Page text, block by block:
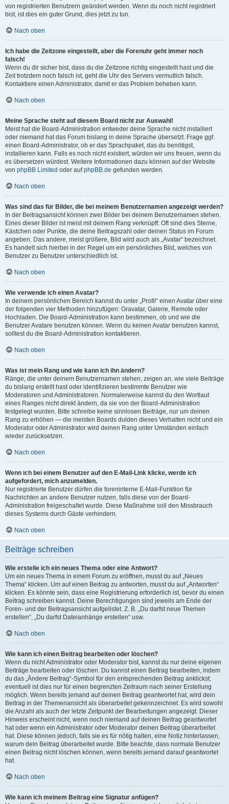
von registrierten Benutzern geändert werden. Wenn du noch nicht registriert
bist, ist dies ein guter Grund, dies jetzt zu tun.
Nach oben
Ich habe die Zeitzone eingestellt, aber die Forenuhr geht immer noch
falsch!
Wenn du dir sicher bist, dass du die Zeitzone richtig eingestellt hast und die
Zeit trotzdem noch falsch ist, geht die Uhr des Servers vermutlich falsch.
Kontaktiere einen Administrator, damit er das Problem beheben kann.
Nach oben
Meine Sprache steht auf diesem Board nicht zur Auswahl!
Meist hat die Board-Administration entweder deine Sprache nicht installiert
oder niemand hat das Forum bislang in deine Sprache übersetzt. Frage ggf.
einen Board-Administrator, ob er das Sprachpaket, das du benötigst,
installieren kann. Falls es noch nicht existiert, würden wir uns freuen, wenn du
es übersetzen würdest. Weitere Informationen dazu können auf der Website
von phpBB Limited oder aufphpBB.de gefunden werden.
Nach oben
Was sind das für Bilder, die bei meinem Benutzernamen angezeigt werden?
In der Beitragsansicht können zwei Bilder bei deinem Benutzernamen stehen.
Eines dieser Bilder ist meist mit deinem Rang verknüpft: Oft sind dies Sterne,
Kästchen oder Punkte, die deine Beitragszahl oder deinen Status im Forum
angeben. Das andere, meist größere, Bild wird auch als „Avatar“ bezeichnet.
Es handelt sich hierbei in der Regel um ein persönliches Bild, welches von
Benutzer zu Benutzer unterschiedlich ist.
Nach oben
Wie verwende ich einen Avatar?
In deinem persönlichen Bereich kannst du unter „Profil“ einen Avatar über eine
der folgenden vier Methoden hinzufügen: Gravatar, Galerie, Remote oder
Hochladen. Die Board-Administration kann bestimmen, ob und wie die
Benutzer Avatare benutzen können. Wenn du keinen Avatar benutzen kannst,
solltest du die Board-Administration kontaktieren.
Nach oben
Was ist mein Rang und wie kann ich ihn ändern?
Ränge, die unter deinem Benutzernamen stehen, zeigen an, wie viele Beiträge
du bislang erstellt hast oder identifizieren bestimmte Benutzer wie
Moderatoren und Administratoren. Normalerweise kannst du den Wortlaut
eines Ranges nicht direkt ändern, da sie von der Board-Administration
festgelegt wurden. Bitte schreibe keine sinnlosen Beiträge, nur um deinen
Rang zu erhöhen — die meisten Boards dulden dieses Verhalten nicht und ein
Moderator oder Administrator wird deinen Rang unter Umständen einfach
wieder zurücksetzen.
Nach oben
Wenn ich bei einem Benutzer auf den E-Mail-Link klicke, werde ich
aufgefordert, mich anzumelden.
Nur registrierte Benutzer dürfen die foreninterne E-Mail-Funktion für
Nachrichten an andere Benutzer nutzen, falls diese von der Board-
Administration freigeschaltet wurde. Diese Maßnahme soll den Missbrauch
dieses Systems durch Gäste verhindern.
Nach oben
Beiträge schreiben
Wie erstelle ich ein neues Thema oder eine Antwort?
Um ein neues Thema in einem Forum zu eröffnen, musst du auf „Neues
Thema“ klicken. Um auf einen Beitrag zu antworten, musst du auf „Antworten“
klicken. Es könnte sein, dass eine Registrierung erforderlich ist, bevor du einen
Beitrag schreiben kannst. Deine Berechtigungen sind jeweils am Ende der
Foren- und der Beitragsansicht aufgelistet. Z. B. „Du darfst neue Themen
erstellen“, „Du darfst Dateianhänge erstellen“ usw.
Nach oben
Wie kann ich einen Beitrag bearbeiten oder löschen?
Wenn du nicht Administrator oder Moderator bist, kannst du nur deine eigenen
Beiträge bearbeiten oder löschen. Du kannst einen Beitrag bearbeiten, indem
du das „Ändere Beitrag“-Symbol für den entsprechenden Beitrag anklickst;
eventuell ist dies nur für einen begrenzten Zeitraum nach seiner Erstellung
möglich. Wenn bereits jemand auf deinen Beitrag geantwortet hat, wird dein
Beitrag in der Themenansicht als überarbeitet gekennzeichnet. Es wird sowohl
die Anzahl als auch der letzte Zeitpunkt der Bearbeitungen angezeigt. Dieser
Hinweis erscheint nicht, wenn noch niemand auf deinen Beitrag geantwortet
hat oder wenn ein Administrator oder Moderator deinen Beitrag überarbeitet
hat. Diese können jedoch, falls sie es für nötig halten, eine Notiz hinterlassen,
warum dein Beitrag überarbeitet wurde. Bitte beachte, dass normale Benutzer
einen Beitrag nicht löschen können, wenn bereits jemand darauf geantwortet
hat.
Nach oben
Wie kann ich meinem Beitrag eine Signatur anfügen?